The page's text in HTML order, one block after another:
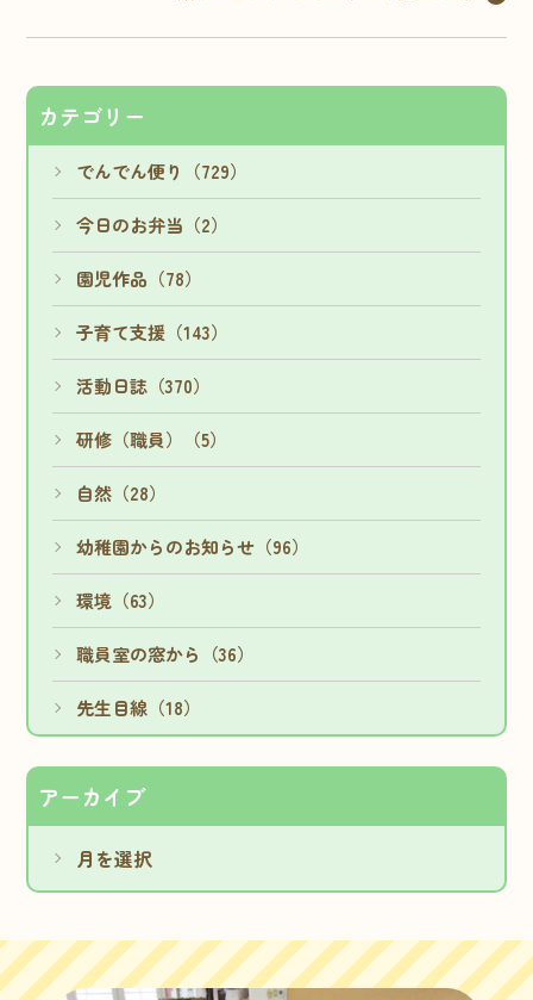
カテゴリー
でんでん便り（729）
今日のお弁当（2）
園児作品（78）
子育て支援（143）
活動日誌（370）
研修（職員）（5）
自然（28）
幼稚園からのお知らせ（96）
環境（63）
職員室の窓から（36）
先生目線（18）
アーカイブ